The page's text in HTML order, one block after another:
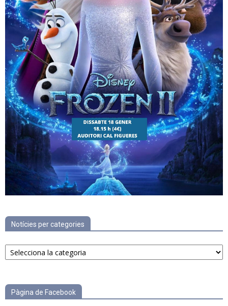
Notícies per categories
Notícies
per
Pàgina de Facebook